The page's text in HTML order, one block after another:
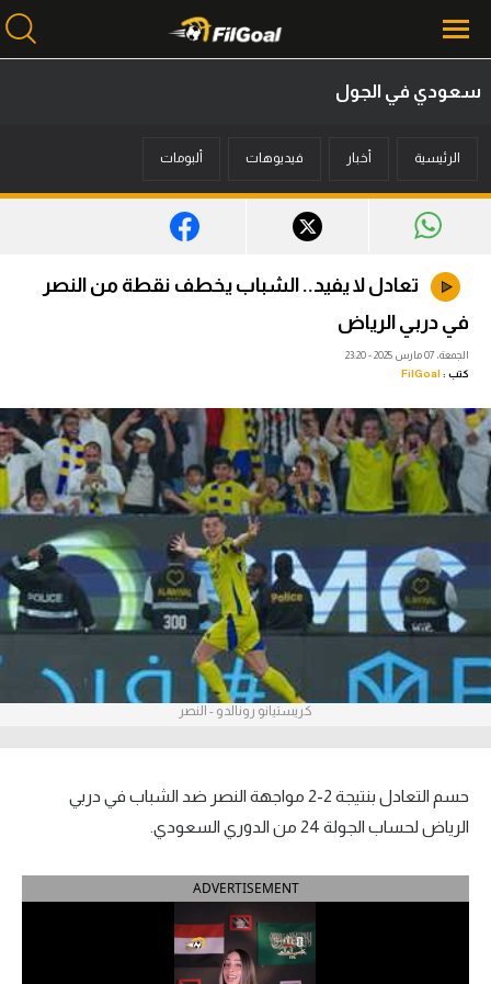
أخبار
فانتازي في الجول
فيديوهات
عدسات
آراء حرة
ركن الألعاب
أمريكا 2026
الدوري الإسباني
الدوري الإيطالي
سعودي في الجول
الرئيسية أخبار فيديوهات ألبومات
تعادل لا يفيد.. الشباب يخطف نقطة من النصر
في دربي الرياض
الجمعة، 07 مارس 2025 - 23:20
كتب : FilGoal
كريستيانو رونالدو - النصر
حسم التعادل بنتيجة 2-2 مواجهة النصر ضد الشباب في دربي
الرياض لحساب الجولة 24 من الدوري السعودي.
ADVERTISEMENT